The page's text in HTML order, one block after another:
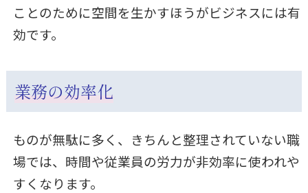
ことのために空間を生かすほうがビジネスには有
効です。
業務の効率化
ものが無駄に多く、きちんと整理されていない職
場では、時間や従業員の労力が非効率に使われや
すくなります。